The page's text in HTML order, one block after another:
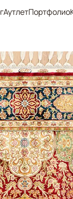
АутлетПортфолио